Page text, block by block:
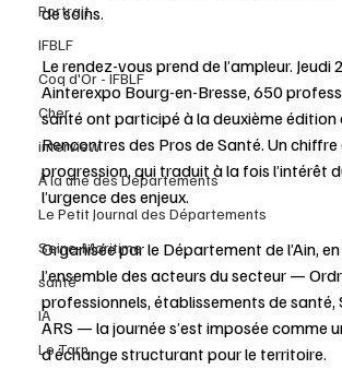
Portrait
IFBLF
Coq d'Or - IFBLF
Cher
interview
À la une des Départements
Le Petit Journal des Départements
Seine-Maritime
santé
IA
Le Tarn
de soins.
Le rendez-vous prend de l’ampleur. Jeudi
Ainterexpo Bourg-en-Bresse, 650
santé ont participé à la deuxième édition
Rencontres des Pros de Santé. Un
progression, qui traduit à la fois l’intérêt
l’urgence des enjeux.
Organisée par le Département de l’Ain,
l’ensemble des acteurs du secteur —
professionnels, établissements de santé,
ARS — la journée s’est imposée comme
d’échange structurant pour le territoire.